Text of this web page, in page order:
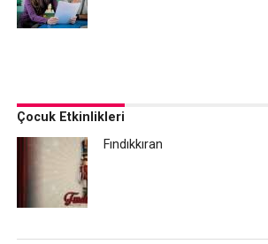
Çocuk Etkinlikleri
Fındıkkıran